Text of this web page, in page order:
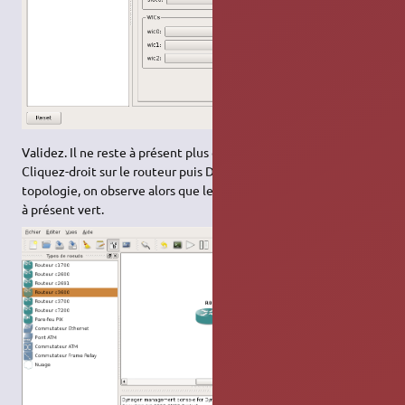
Validez. Il ne reste à présent plus qu'à démarrer le routeur .
Cliquez-droit sur le routeur puis Démarrer. Dans le cadre
topologie, on observe alors que le voyant relatif au routeur est
à présent vert.